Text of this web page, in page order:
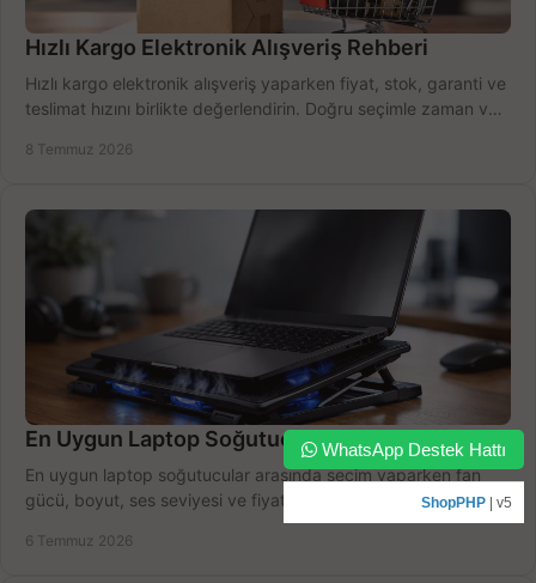
Hızlı Kargo Elektronik Alışveriş Rehberi
Hızlı kargo elektronik alışveriş yaparken fiyat, stok, garanti ve
teslimat hızını birlikte değerlendirin. Doğru seçimle zaman ve
8 Temmuz 2026
En Uygun Laptop Soğutucular Nasıl Seçilir?
En uygun laptop soğutucular arasında seçim yaparken fan
gücü, boyut, ses seviyesi ve fiyat dengesini öğrenin, bütçenizi
6 Temmuz 2026
WhatsApp Destek Hattı
ShopPHP | v5